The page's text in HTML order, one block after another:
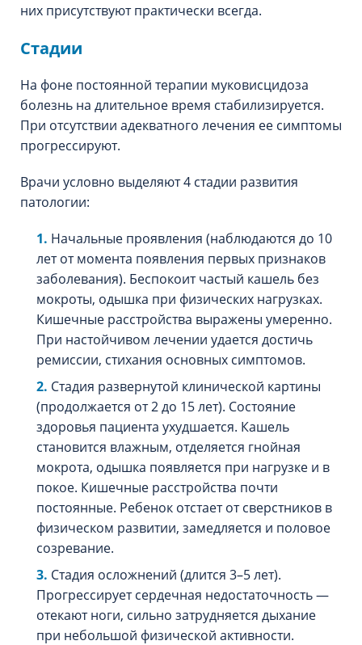
них присутствуют практически всегда.
Стадии
На фоне постоянной терапии муковисцидоза
болезнь на длительное время стабилизируется.
При отсутствии адекватного лечения ее симптомы
прогрессируют.
Врачи условно выделяют 4 стадии развития
патологии:
Начальные проявления (наблюдаются до 10
лет от момента появления первых признаков
заболевания). Беспокоит частый кашель без
мокроты, одышка при физических нагрузках.
Кишечные расстройства выражены умеренно.
При настойчивом лечении удается достичь
ремиссии, стихания основных симптомов.
Стадия развернутой клинической картины
(продолжается от 2 до 15 лет). Состояние
здоровья пациента ухудшается. Кашель
становится влажным, отделяется гнойная
мокрота, одышка появляется при нагрузке и в
покое. Кишечные расстройства почти
постоянные. Ребенок отстает от сверстников в
физическом развитии, замедляется и половое
созревание.
Стадия осложнений (длится 3–5 лет).
Прогрессирует сердечная недостаточность —
отекают ноги, сильно затрудняется дыхание
при небольшой физической активности.